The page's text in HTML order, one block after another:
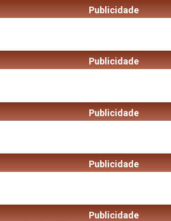
Publicidade
Publicidade
Publicidade
Publicidade
Publicidade